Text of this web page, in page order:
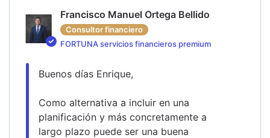
Francisco Manuel Ortega Bellido
Consultor financiero
FORTUNA servicios financieros premium
Buenos días Enrique,
Como alternativa a incluir en una
planificación y más concretamente a
largo plazo puede ser una buena